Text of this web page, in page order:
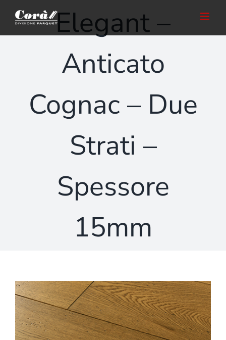
contenuto
Elegant –
Anticato
Cognac – Due
Strati –
Spessore
15mm
Ingrandisci
immagine